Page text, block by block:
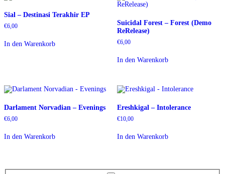
Sial – Destinasi Terakhir EP
€6,00
In den Warenkorb
Suicidal Forest – Forest (Demo
ReRelease)
€6,00
In den Warenkorb
Darlament Norvadian – Evenings
€6,00
In den Warenkorb
Ereshkigal – Intolerance
€10,00
In den Warenkorb